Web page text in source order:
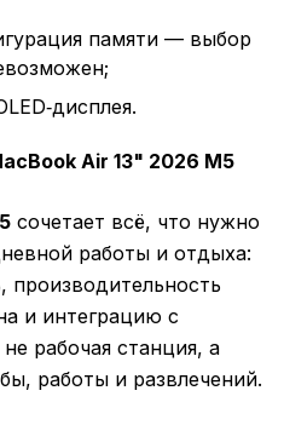
памяти — выбор
Air 13" 2026 M5
сочетает всё, что нужно
работы и отдыха:
производительность
и интеграцию с
рабочая станция, а
работы и развлечений.